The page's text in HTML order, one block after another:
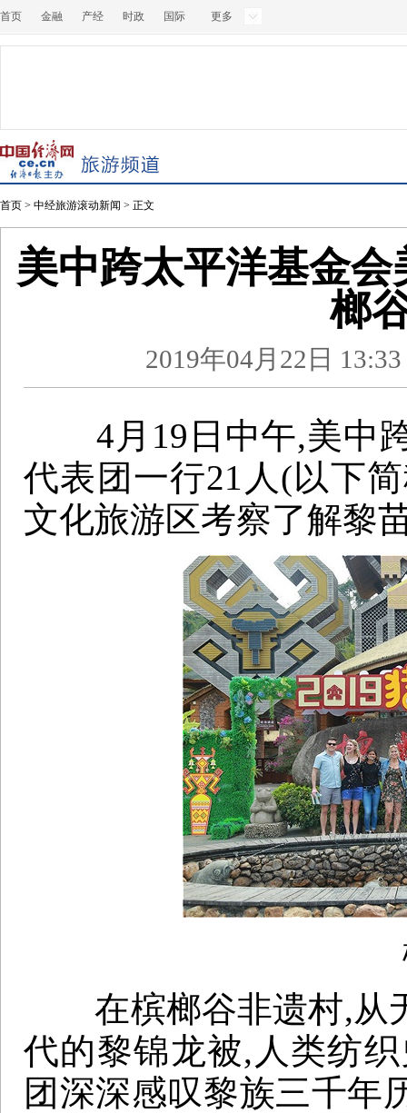
首页 金融 产经 时政 国际 更多
首页 > 中经旅游滚动新闻 > 正文
美中跨太平洋基金
榔
2019年04月22日 13:33
4月19日中午,美中跨
代表团一行21人(以下
文化旅游区考察了解黎
槟
在槟榔谷非遗村,从
代的黎锦龙被,人类纺
团深深感叹黎族三千年